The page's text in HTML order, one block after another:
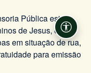
Pública esteve,
de Jesus, em
em situação de rua,
para emissão